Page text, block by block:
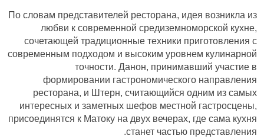
По словам представителей ресторана, идея возникла из
любви к современной средиземноморской кухне,
сочетающей традиционные техники приготовления с
современным подходом и высоким уровнем кулинарной
точности. Данон, принимавший участие в
формировании гастрономического направления
ресторана, и Штерн, считающийся одним из самых
интересных и заметных шефов местной гастросцены,
присоединятся к Матоку на двух вечерах, где сама кухня
станет частью представления.